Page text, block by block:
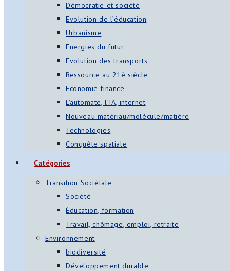
Démocratie et société
Evolution de l’éducation
Urbanisme
Energies du futur
Evolution des transports
Ressource au 21è siècle
Economie finance
L’automate, l’IA, internet
Nouveau matériau/molécule/matière
Technologies
Conquête spatiale
Catégories
Transition Sociétale
Société
Éducation, formation
Travail, chômage, emploi, retraite
Environnement
biodiversité
Développement durable